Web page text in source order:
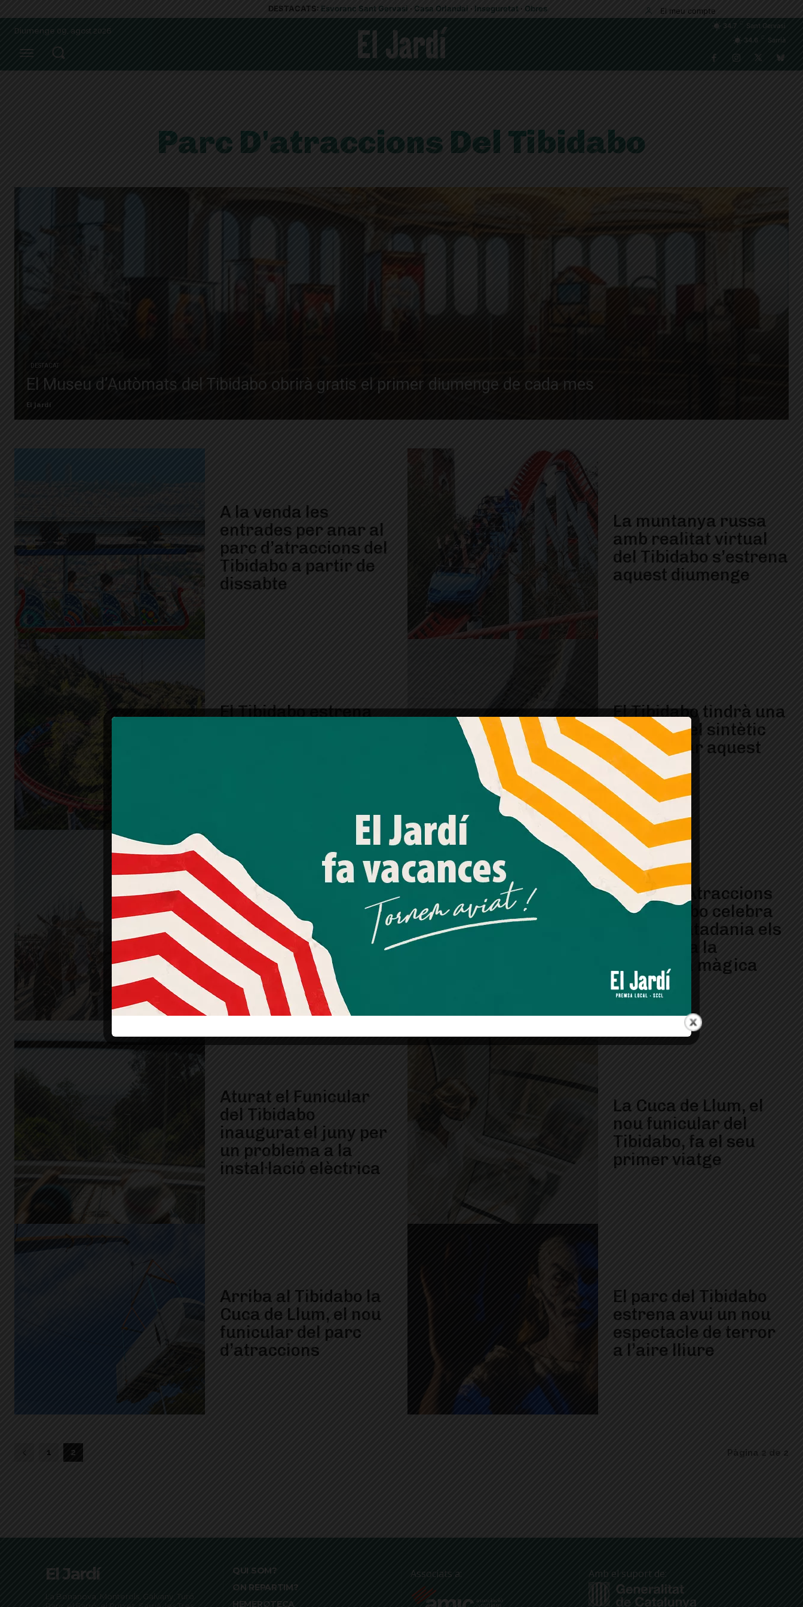
DESTACATS: Esvoranc Sant Gervasi · Casa Orlandai · Inseguretat · Obres El meu compte
Diumenge 09, agost 2026
34.7
Sant Gervasi
34.6
Sarrià
Parc D'atraccions Del Tibidabo
DESTACAT
El Museu d’Autòmats del Tibidabo obrirà gratis el primer diumenge de cada mes
El Jardí
A la venda les
entrades per anar al
parc d’atraccions del
Tibidabo a partir de
dissabte
La muntanya russa
amb realitat virtual
del Tibidabo s’estrena
aquest diumenge
El Tibidabo estrena
El Tibidabo tindrà una
pista de gel sintètic
per patinar aquest
Nadal
El Parc d’Atraccions
del Tibidabo celebra
la seva particular
Festa Major
El Parc d’Atraccions
del Tibidabo celebra
amb la ciutadania els
120 anys a la
muntanya màgica
Aturat el Funicular
del Tibidabo
inaugurat el juny per
un problema a la
instal·lació elèctrica
La Cuca de Llum, el
nou funicular del
Tibidabo, fa el seu
primer viatge
Arriba al Tibidabo la
Cuca de Llum, el nou
funicular del parc
d’atraccions
El parc del Tibidabo
estrena avui un nou
espectacle de terror
a l’aire lliure
1 2 Pàgina 2 de 2
El Jardí
La Bonanova, Monterols, Galvany, Turó
QUI SOM?
ON REPARTIM?
HEMEROTECA
Associats a: Amb el suport de:
Amb el seu acord, nosaltres fem servir galetes o
tecnologies similars per emmagatzemar, accedir i
processar dades personals com la seva visita a aquest lloc
processament de dades basat en interessos legítims en
qualsevol moment fent clic a "Ajustos de cookies" o a la
nostra Política de privacitat en aquest lloc web. Si cliques
"acceptar" dones el teu consentiment
Més informació Acceptar Rebutjar tot
Quan l’usuari crea un compte al Diari el Jardí, dona el seu
consentiment explícit per rebre comunicacions
informatives relacionades amb el servei. Aquest
consentiment pot ser revocat en qualsevol moment
mitjançant l’enllaç de baixa present a tots els correus.